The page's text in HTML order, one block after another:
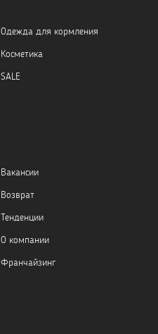
Одежда для кормления
Косметика
SALE
Вакансии
Возврат
Тенденции
О компании
Франчайзинг